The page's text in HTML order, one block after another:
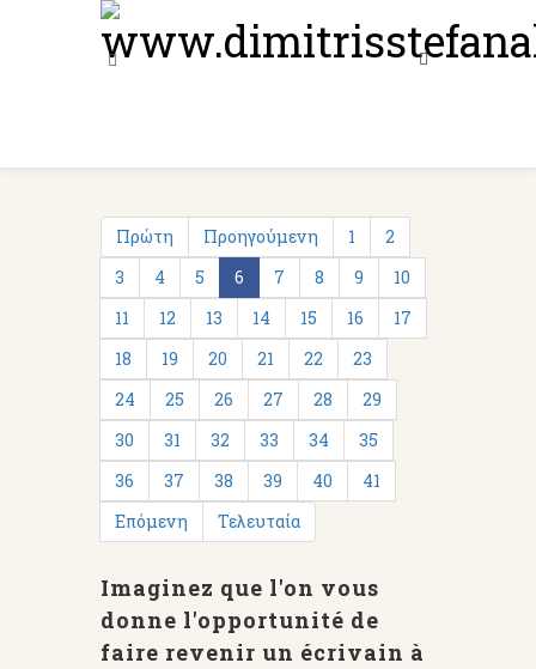
Πρώτη Προηγούμενη 1
2
3
4 5 6 7 8 9
10
11
12 13 14 15 16
17
18
19 20 21 22
23
24
25 26 27 28
29
30
31 32 33 34
35
36
37 38 39 40
41
Επόμενη
Τελευταία
Imaginez que l'on vous
donne l'opportunité de
faire revenir un écrivain à